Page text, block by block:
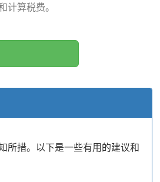
算税费。
所措。以下是一些有用的建议和